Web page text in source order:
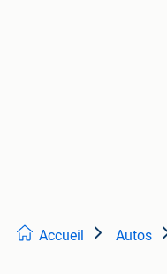
Accueil Autos